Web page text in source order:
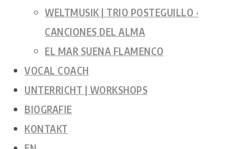
WELTMUSIK | TRIO POSTEGUILLO ·
CANCIONES DEL ALMA
EL MAR SUENA FLAMENCO
VOCAL COACH
UNTERRICHT | WORKSHOPS
BIOGRAFIE
KONTAKT